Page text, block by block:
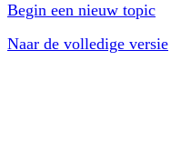
Begin een nieuw topic
Naar de volledige versie